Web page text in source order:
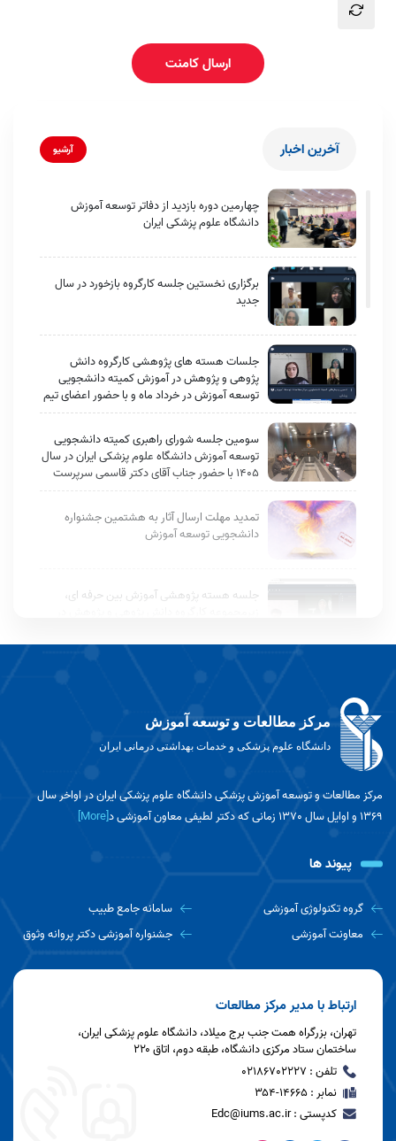
ارسال کامنت
آخرین اخبار آرشیو
چهارمین دوره بازدید از دفاتر توسعه آموزش
دانشگاه علوم پزشکی ایران
برگزاری نخستین جلسه کارگروه بازخورد در سال
جدید
جلسات هسته های پژوهشی کارگروه دانش
پژوهی و پژوهش در آموزش کمیته دانشجویی
توسعه آموزش در خرداد ماه و با حضور اعضای تیم
پژوهش و سرکار خانم دکتر زارعی (مسئول واحد
شد.
سومین جلسه شورای راهبری کمیته دانشجویی
توسعه آموزش دانشگاه علوم پزشکی ایران در سال
۱۴۰۵ با حضور جناب آقای دکتر قاسمی سرپرست
تمدید مهلت ارسال آثار به هشتمین جشنواره
دانشجویی توسعه آموزش
جلسه هسته پژوهشی آموزش بین حرفه ای،
شد
«جلسه شورای راهبری کمیته دانشجویی توسعه
جلسه معاون محترم آموزشی با اعضای مرکز
اولین جلسه هماهنگی دفاتر توسعه آموزش
توسعه آموزش دانشگاه برگزار شد
جلسه روز استاد در مرکز مطالعات و توسعه
آموزش دانشگاه برگزار شد.
مرکز مطالعات و توسعه آموزش
دانشگاه علوم پزشکی و خدمات بهداشتی درمانی ایران
مرکز مطالعات و توسعه آموزش پزشکی دانشگاه علوم پزشکی ایران در اواخر سال
1369 و اوایل سال 1370 زمانی که دکتر لطیفی معاون آموزشی د
[More]
پیوند ها
گروه تکنولوژی آموزشی
سامانه جامع طبیب
معاونت آموزشی
جشنواره آموزشی دکتر پروانه وثوق
ارتباط با مدیر مرکز مطالعات
تهران، بزرگراه همت جنب برج میلاد، دانشگاه علوم پزشکی ایران،
ساختمان ستاد مرکزی دانشگاه، طبقه دوم، اتاق ۲۲۰
تلفن : 02186702227
نمابر : ۱۴۶۶۵-۳۵۴
کدپستی : Edc@iums.ac.ir